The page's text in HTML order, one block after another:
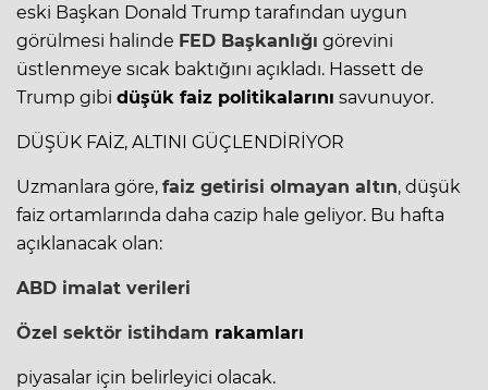
eski Başkan Donald Trump tarafından uygun
görülmesi halinde FED Başkanlığı görevini
üstlenmeye sıcak baktığını açıkladı. Hassett de
Trump gibi düşük faiz politikalarını savunuyor.
DÜŞÜK FAİZ, ALTINI GÜÇLENDİRİYOR
Uzmanlara göre, faiz getirisi olmayan altın, düşük
faiz ortamlarında daha cazip hale geliyor. Bu hafta
açıklanacak olan:
ABD imalat verileri
Özel sektör istihdam rakamları
piyasalar için belirleyici olacak.